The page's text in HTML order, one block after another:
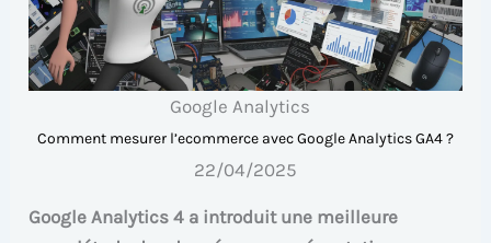
Google Analytics
Comment mesurer l’ecommerce avec Google Analytics GA4 ?
22/04/2025
Google Analytics 4 a introduit une meilleure